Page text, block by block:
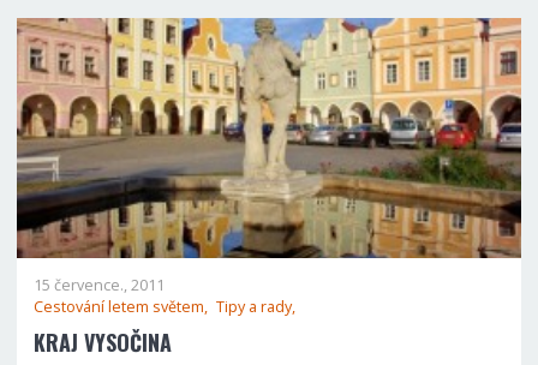
15 července., 2011
Cestování letem světem, Tipy a rady,
KRAJ VYSOČINA